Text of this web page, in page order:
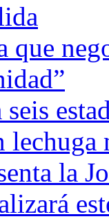
que
lechuga
la